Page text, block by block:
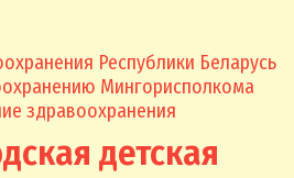
Республики Беларусь
Мингорисполкома
здравоохранения
детская